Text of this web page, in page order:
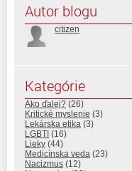
Autor blogu
citizen
Kategórie
Ako ďalej? (26)
Kritické myslenie (3)
Lekárska etika (3)
LGBTI (16)
Lieky (44)
Medicínska veda (23)
Nacizmus (12)